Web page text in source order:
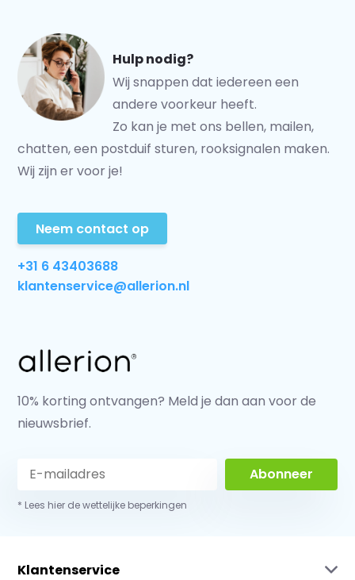
Hulp nodig?
Wij snappen dat iedereen een
andere voorkeur heeft.
Zo kan je met ons bellen, mailen,
chatten, een postduif sturen, rooksignalen maken.
Wij zijn er voor je!
Neem contact op
+31 6 43403688
klantenservice@allerion.nl
10% korting ontvangen? Meld je dan aan voor de
nieuwsbrief.
Abonneer
* Lees hier de wettelijke beperkingen
Klantenservice